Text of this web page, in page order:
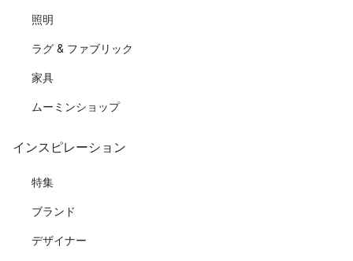
照明
ラグ & ファブリック
家具
ムーミンショップ
インスピレーション
特集
ブランド
デザイナー